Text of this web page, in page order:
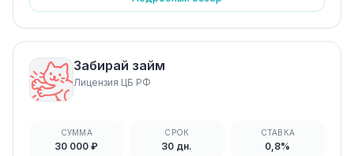
Забирай займ
Лицензия ЦБ РФ
СУММА
30 000 ₽
СРОК
30 дн.
СТАВКА
0,8%